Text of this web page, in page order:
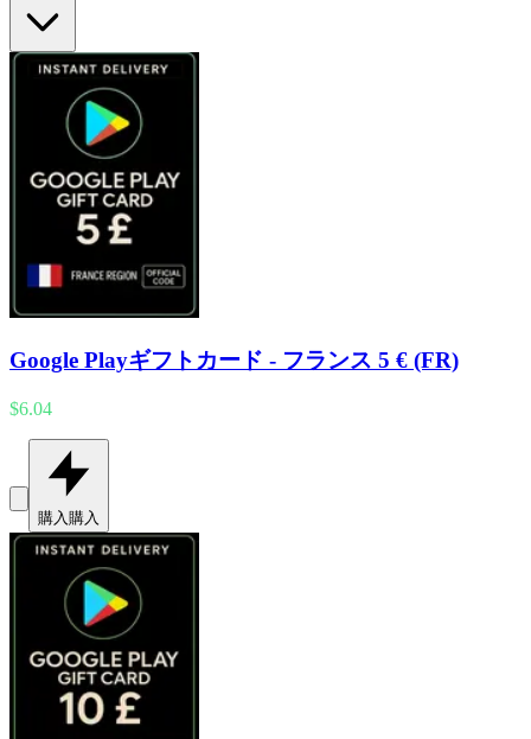
Google Playギフトカード - フランス 5 € (FR)
$6.04
購入 購入